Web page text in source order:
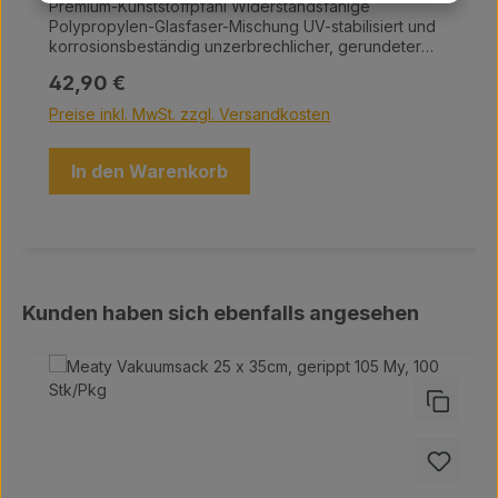
Premium-Kunststoffpfahl Widerstandsfähige
Polypropylen-Glasfaser-Mischung UV-stabilisiert und
korrosionsbeständig unzerbrechlicher, gerundeter
Regulärer Preis:
42,90 €
Preise inkl. MwSt. zzgl. Versandkosten
In den Warenkorb
Produktgalerie überspringen
Kunden haben sich ebenfalls angesehen